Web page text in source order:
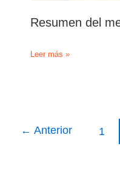
Resumen del
Resumen
Leer más »
← Anterior 1